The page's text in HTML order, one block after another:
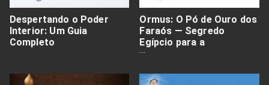
Despertando o Poder
Interior: Um Guia
Completo
Ormus: O Pó de Ouro dos
Faraós — Segredo
Egípcio para a
Longevidade e Expansão